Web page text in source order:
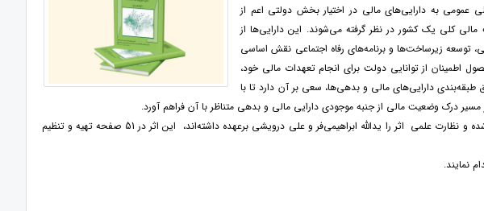
به دارایی‌های مالی در اختیار بخش دولتی اعم از
کلی یک کشور در نظر گرفته می‌شوند. این دارایی‌ها از
توسعه زیرساخت‌ها و برنامه‌های رفاه اجتماعی نقش اساسی
اطمینان از توانایی دولت برای انجام تعهدات مالی خود،
طبقه‌بندی دارایی‌های مالی و بدهی‌ها، سعی بر آن دارد تا با
درک وضعیت مالی از جنبه موجودی دارایی مالی و بدهی متناظر با آن فراهم آورد.
شایان ذکر است که ترجمه گزارش پژوهشی حاضر توسط بهاره فهیمی انجام شده و نظارت علمی اثر را یدالله ابراهیمی‌فر و علی درویشی برعهده داشته‌اند، این اثر در 51 صفحه تهیه و تنظیم
نمایند.